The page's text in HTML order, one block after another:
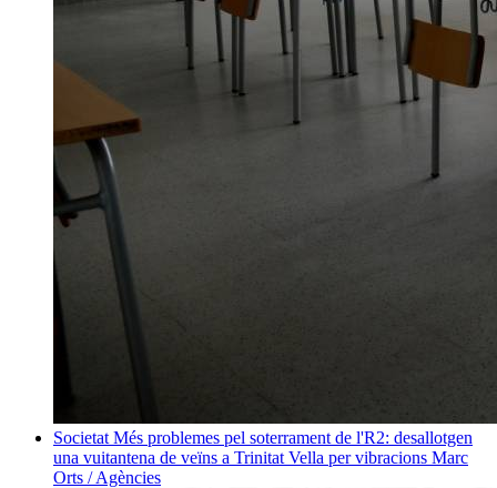
Societat Més problemes pel soterrament de l'R2: desallotgen
una vuitantena de veïns a Trinitat Vella per vibracions Marc
Orts / Agències